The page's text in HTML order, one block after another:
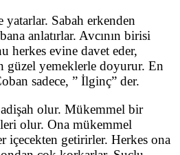
yatarlar. Sabah erkenden
anlatırlar. Avcının birisi
herkes evine davet eder,
güzel yemeklerle doyurur. En
sadece, ” İlginç” der.
olur. Mükemmel bir
olur. Ona mükemmel
içecekten getirirler. Herkes ona